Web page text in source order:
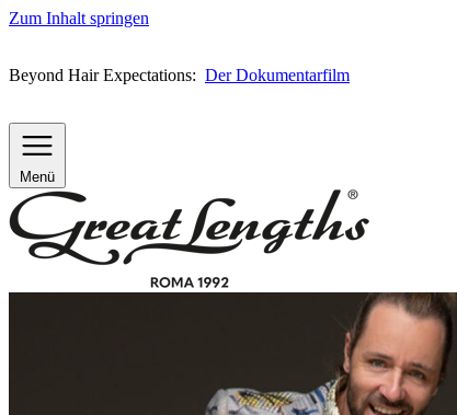
Zum Inhalt springen
Beyond Hair Expectations: Der Dokumentarfilm
Menü